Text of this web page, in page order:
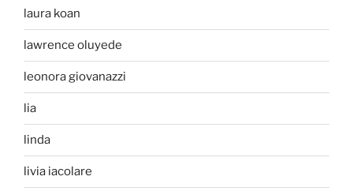
laura koan
lawrence oluyede
leonora giovanazzi
lia
linda
livia iacolare